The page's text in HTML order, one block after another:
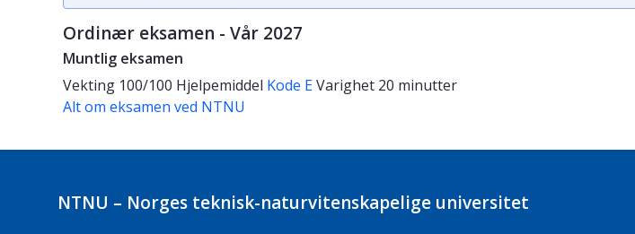
Ordinær eksamen - Vår 2027
Muntlig eksamen
Vekting 100/100 Hjelpemiddel Kode EVarighet 20 minutter
Alt om eksamen ved NTNU
NTNU – Norges teknisk-naturvitenskapelige universitet